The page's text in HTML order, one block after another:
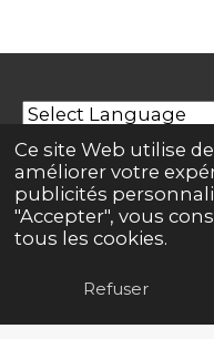
Ce site Web utilise
améliorer votre
publicités
"Accepter", vous
tous les cookies.
Refuser
Translate
© 2025 - 2026 W44
E-mail